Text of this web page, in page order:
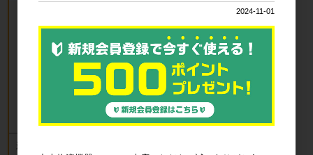
新品 カゴ台車 ロールボックスパレッ
2024-11-01